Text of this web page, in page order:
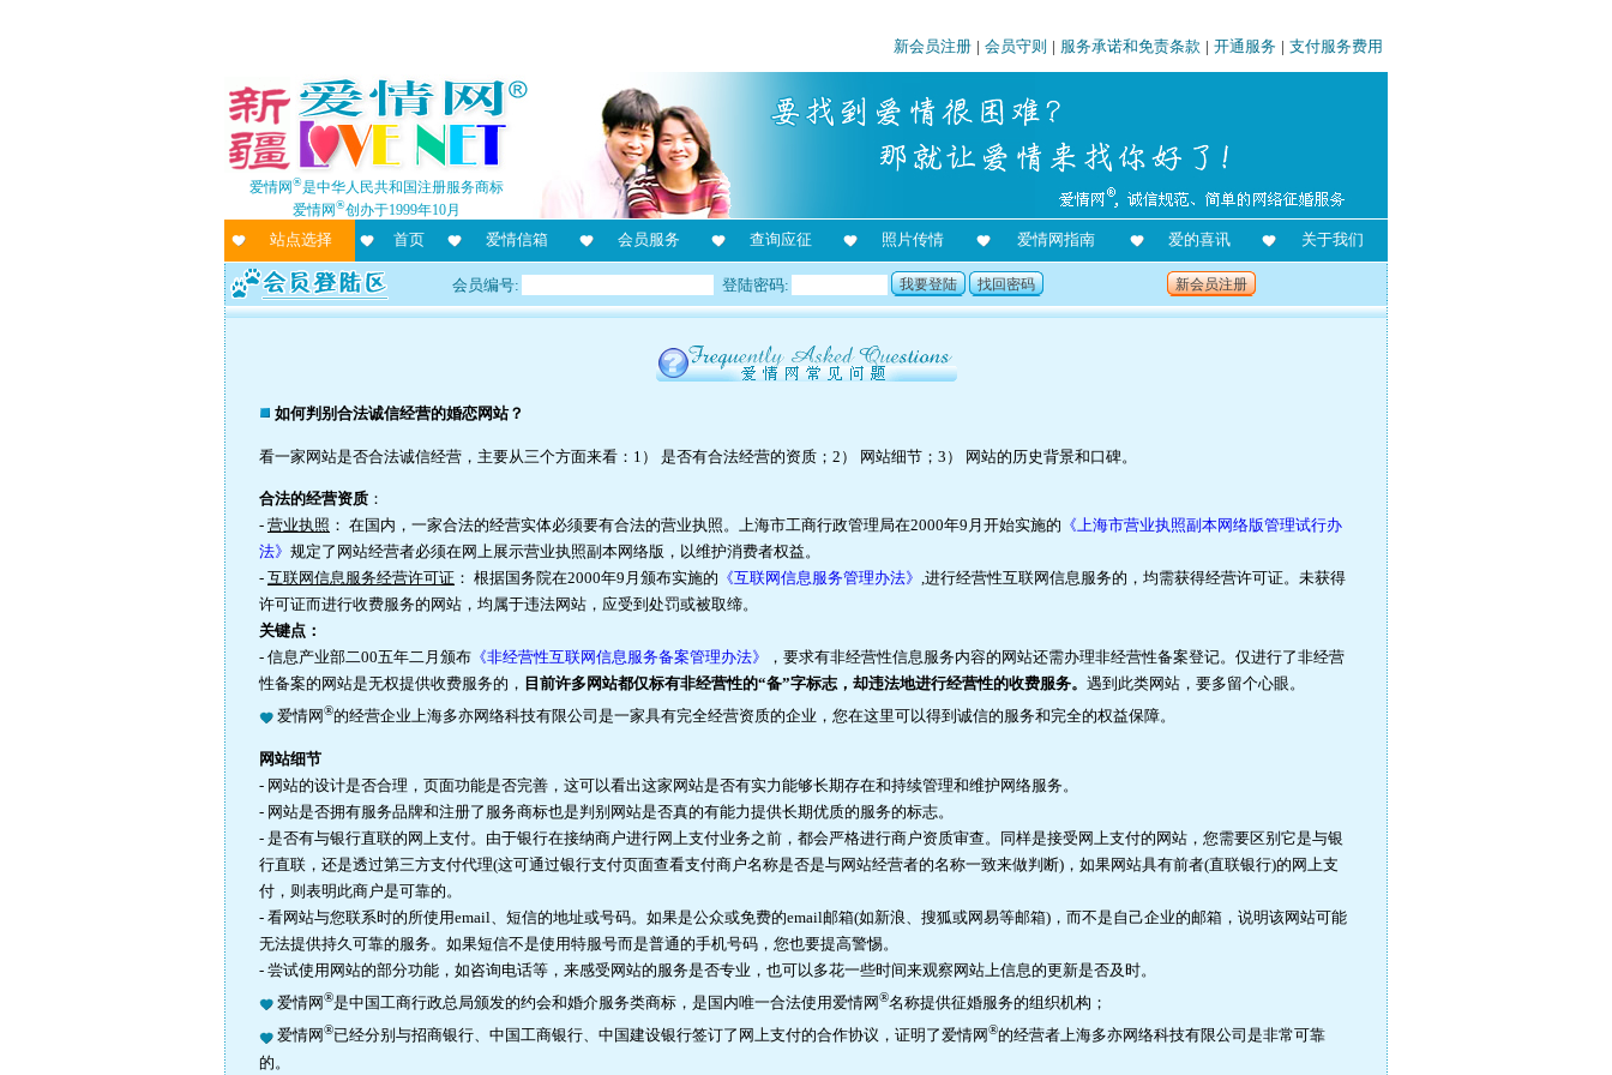
新会员注册 | 会员守则 | 服务承诺和免责条款 | 开通服务 | 支付服务费用
爱情网®是中华人民共和国注册服务商标
爱情网®创办于1999年10月
站点选择 首页 爱情信箱 会员服务 查询应征 照片传情 爱情网指南 爱的喜讯 关于我们
会员编号: 登陆密码: 我要登陆 找回密码 新会员注册
如何判别合法诚信经营的婚恋网站？
看一家网站是否合法诚信经营，主要从三个方面来看：1） 是否有合法经营的资质；2） 网站细节；3） 网站的历史背景和口碑。
合法的经营资质 ：
- 营业执照 ： 在国内，一家合法的经营实体必须要有合法的营业执照。上海市工商行政管理局在2000年9月开始实施的 《上海市营业执照副本网络版管理试行办
法》 规定了网站经营者必须在网上展示营业执照副本网络版，以维护消费者权益。
- 互联网信息服务经营许可证 ： 根据国务院在2000年9月颁布实施的 《互联网信息服务管理办法》
,进行经营性互联网信息服务的，均需获得经营许可证。未获得
许可证而进行收费服务的网站，均属于违法网站，应受到处罚或被取缔。
关键点：
- 信息产业部二00五年二月颁布 《非经营性互联网信息服务备案管理办法》
，要求有非经营性信息服务内容的网站还需办理非经营性备案登记。仅进行了非经营
性备案的网站是无权提供收费服务的， 目前许多网站都仅标有非经营性的“备”字标志，却违法地进行经营性的收费服务。 遇到此类网站，要多留个心眼。
爱情网®的经营企业上海多亦网络科技有限公司是一家具有完全经营资质的企业，您在这里可以得到诚信的服务和完全的权益保障。
网站细节
- 网站的设计是否合理，页面功能是否完善，这可以看出这家网站是否有实力能够长期存在和持续管理和维护网络服务。
- 网站是否拥有服务品牌和注册了服务商标也是判别网站是否真的有能力提供长期优质的服务的标志。
- 是否有与银行直联的网上支付。由于银行在接纳商户进行网上支付业务之前，都会严格进行商户资质审查。同样是接受网上支付的网站，您需要区别它是与银
行直联，还是透过第三方支付代理(这可通过银行支付页面查看支付商户名称是否是与网站经营者的名称一致来做判断)，如果网站具有前者(直联银行)的网上支
付，则表明此商户是可靠的。
- 看网站与您联系时的所使用email、短信的地址或号码。如果是公众或免费的email邮箱(如新浪、搜狐或网易等邮箱)，而不是自己企业的邮箱，说明该网站可能
无法提供持久可靠的服务。如果短信不是使用特服号而是普通的手机号码，您也要提高警惕。
- 尝试使用网站的部分功能，如咨询电话等，来感受网站的服务是否专业，也可以多花一些时间来观察网站上信息的更新是否及时。
爱情网®是中国工商行政总局颁发的约会和婚介服务类商标，是国内唯一合法使用爱情网®名称提供征婚服务的组织机构；
爱情网®已经分别与招商银行、中国工商银行、中国建设银行签订了网上支付的合作协议，证明了爱情网®的经营者上海多亦网络科技有限公司是非常可靠
的。